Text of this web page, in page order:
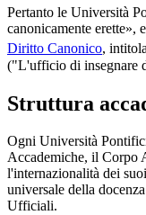
Pertanto le Università
canonicamente erette»,
Diritto Canonico,
("L'ufficio di insegnare
Struttura
Ogni Università
Accademiche, il Corpo
l'internazionalità dei
universale della
Ufficiali.